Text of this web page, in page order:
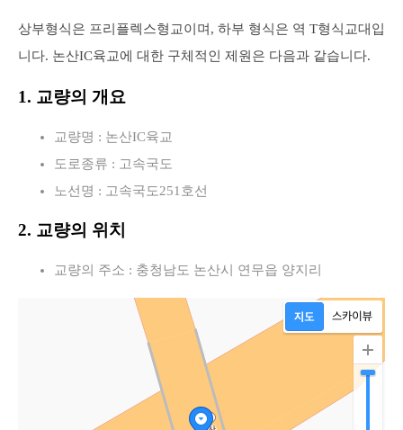
상부형식은 프리플렉스형교이며, 하부 형식은 역 T형식교대입
니다. 논산IC육교에 대한 구체적인 제원은 다음과 같습니다.
1. 교량의 개요
교량명 : 논산IC육교
도로종류 : 고속국도
노선명 : 고속국도251호선
2. 교량의 위치
교량의 주소 : 충청남도 논산시 연무읍 양지리